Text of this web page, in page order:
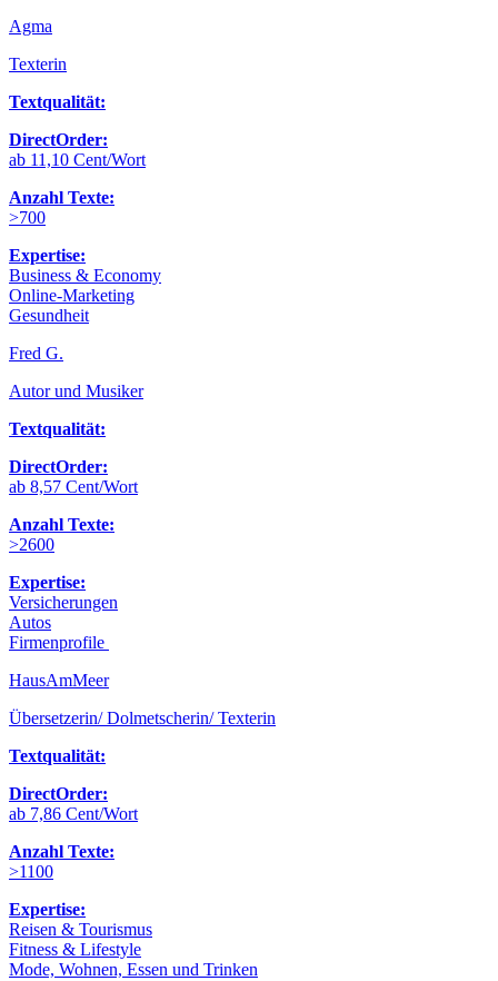
Agma
Texterin
Textqualität:
DirectOrder:
ab 11,10 Cent/Wort
Anzahl Texte:
>700
Expertise:
Business & Economy
Online-Marketing
Gesundheit
Fred G.
Autor und Musiker
Textqualität:
DirectOrder:
ab 8,57 Cent/Wort
Anzahl Texte:
>2600
Expertise:
Versicherungen
Autos
Firmenprofile
HausAmMeer
Übersetzerin/ Dolmetscherin/ Texterin
Textqualität:
DirectOrder:
ab 7,86 Cent/Wort
Anzahl Texte:
>1100
Expertise:
Reisen & Tourismus
Fitness & Lifestyle
Mode, Wohnen, Essen und Trinken